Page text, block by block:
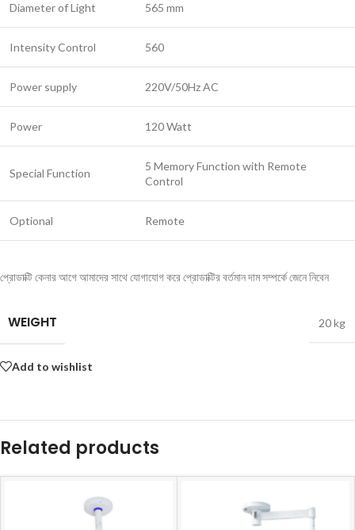
Diameter of Light 565 mm
Intensity Control 560
Power supply 220V/50Hz AC
Power 120 Watt
Special Function
5 Memory Function with Remote
Control
Optional Remote
প্রোডাক্টি কেনার আগে আমাদের সাথে যোগাযোগ করে প্রোডাক্টির বর্তমান দাম সম্পর্কে জেনে নিবেন
WEIGHT 20 kg
Add to wishlist
Related products